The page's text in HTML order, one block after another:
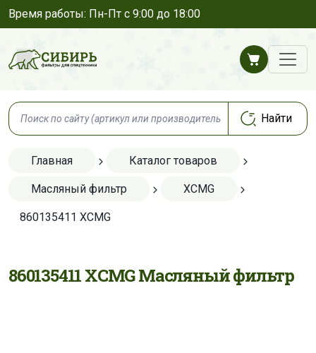
Время работы: Пн-Пт с 9:00 до 18:00
Главная Каталог товаров
Масляный фильтр XCMG
860135411 XCMG
860135411 XCMG Масляный фильтр